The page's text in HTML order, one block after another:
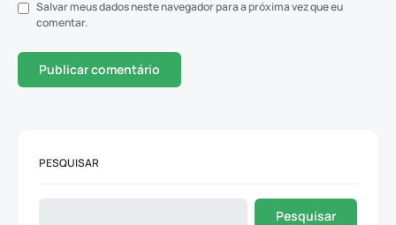
Salvar meus dados neste navegador para a próxima vez que eu
comentar.
PESQUISAR
Pesquisar